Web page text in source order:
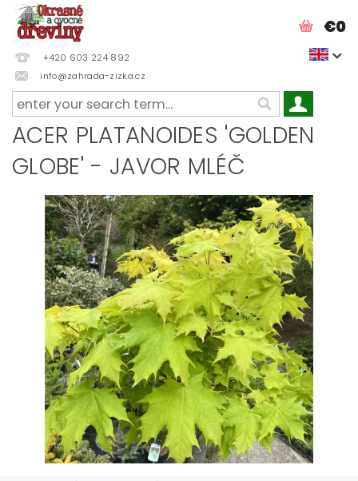
+420 603 224 892
info@zahrada-zizka.cz
€0
ACER PLATANOIDES 'GOLDEN
GLOBE' - JAVOR MLÉČ